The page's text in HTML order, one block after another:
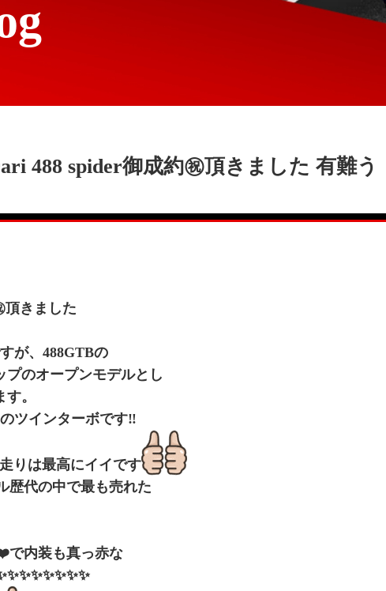
488 spider御成約㊗️頂きました 有難う
頂きました
が、488GTBの
プのオープンモデルとし
。
ツインターボです‼️
りは最高にイイです
歴代の中で最も売れた
で内装も真っ赤な